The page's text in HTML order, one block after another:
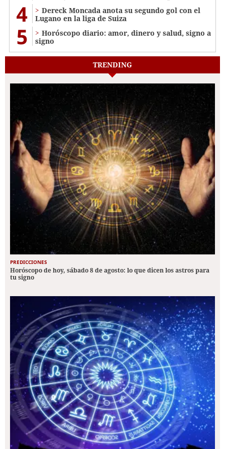
4
Dereck Moncada anota su segundo gol con el
Lugano en la liga de Suiza
5
Horóscopo diario: amor, dinero y salud, signo a
signo
TRENDING
PREDICCIONES
Horóscopo de hoy, sábado 8 de agosto: lo que dicen los astros para
tu signo